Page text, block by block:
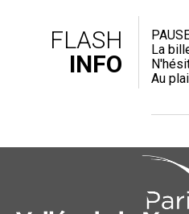
FLASH
INFO
La
Au